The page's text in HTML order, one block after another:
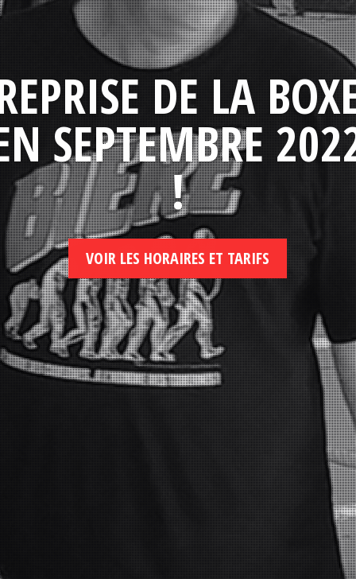
DE LA
SEPTEMBRE
!
VOIR LES HORAIRES ET TARIFS